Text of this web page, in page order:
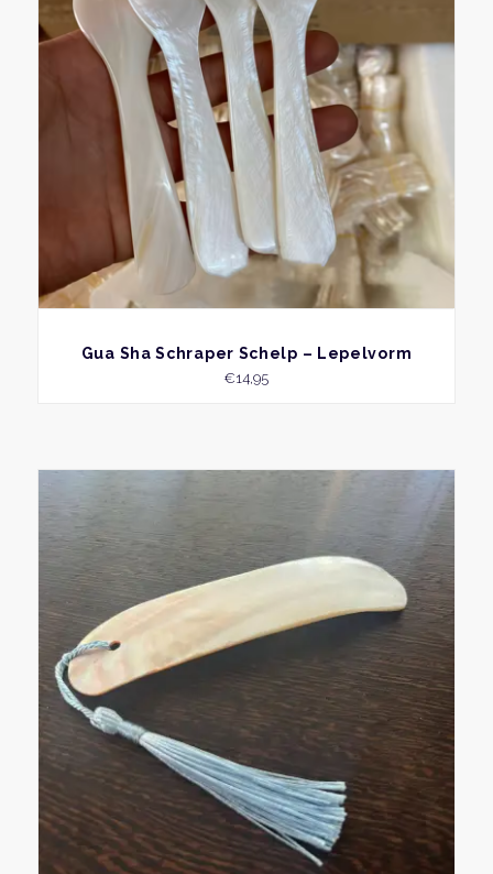
BEKIJK
Gua Sha Schraper Schelp – Lepelvorm
€14,95